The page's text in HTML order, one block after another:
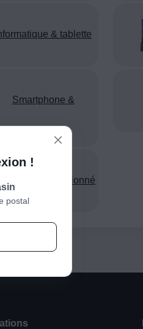
& tablette
Smartphone &
Appareil reconditionné
!
postal